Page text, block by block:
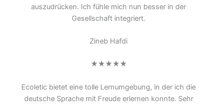
auszudrücken. Ich fühle mich nun besser in der
Gesellschaft integriert.
Zineb Hafdi
★★★★★
Ecoletic bietet eine tolle Lernumgebung, in der ich die
deutsche Sprache mit Freude erlernen konnte. Sehr